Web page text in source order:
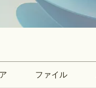
ファイル